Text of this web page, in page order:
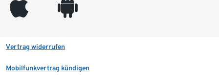
appleinc android
Vertrag widerrufen
Mobilfunkvertrag kündigen